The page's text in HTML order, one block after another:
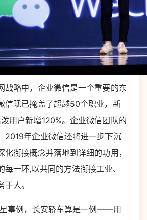
战略中，企业微信是一个重要的东
信现已掩盖了超越50个职业，新
用户新增120%。企业微信团队的
2019年企业微信还将进一步下沉
化衔接概念并落地到详细的功用，
每一环,以共同的方法衔接工业、
人。
事例，长安轿车算是一例——用